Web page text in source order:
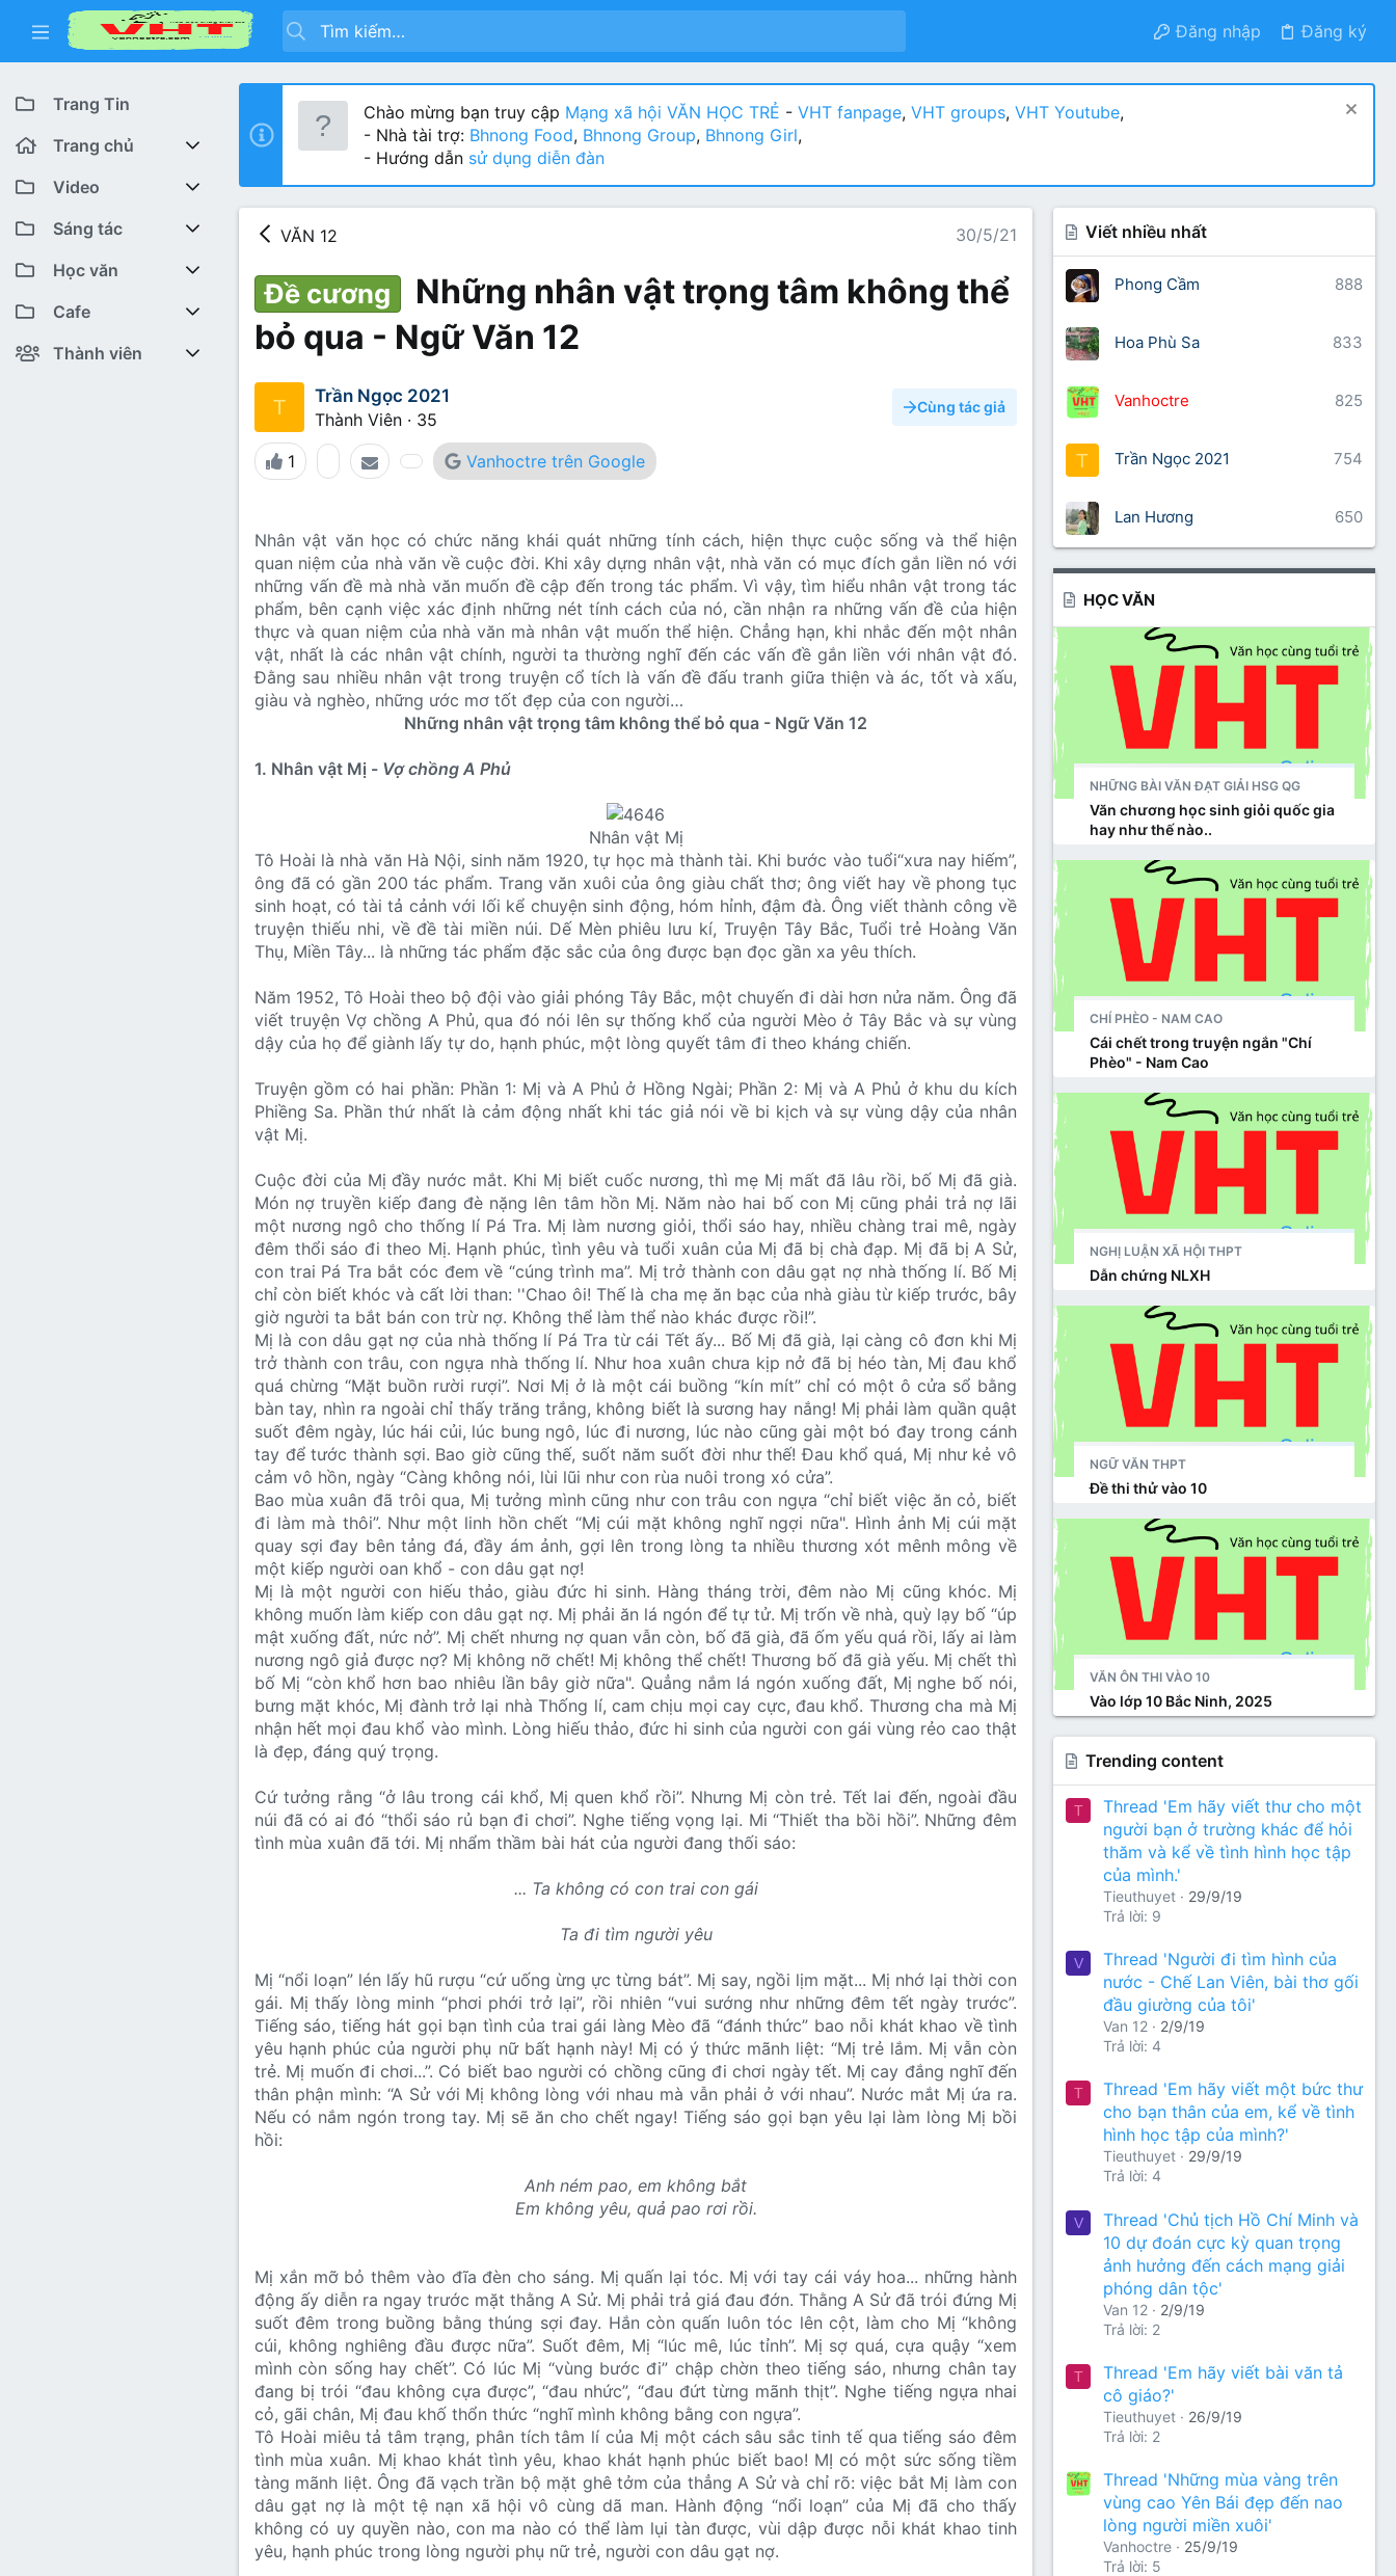
Đăng nhập Đăng ký
Trang Tin
Trang chủ
Diễn đàn
Bài viết mới
Có gì mới
Featured content
Bài viết mới
Video
Youtube VHT News
Youtube VHT
Tiktok
Sáng tác
Cuộc thi viết
Trại sáng tác
Liên hệ BTC
Học văn
Lớp 12
Lớp 11
Cafe
Cafe Văn chương
Thành viên
Chào mừng bạn truy cập Mạng xã hội VĂN HỌC TRẺ - VHT fanpage, VHT groups, VHT Youtube,
- Nhà tài trợ: Bhnong Food, Bhnong Group, Bhnong Girl,
- Hướng dẫn sử dụng diễn đàn
VĂN 12 30/5/21
Đề cương
Những nhân vật trọng tâm không thể
bỏ qua - Ngữ Văn 12
T
Trần Ngọc 2021
Thành Viên · 35
Cùng tác giả
1 Vanhoctre trên Google
Nhân vật văn học có chức năng khái quát những tính cách, hiện thực cuộc sống và thể hiện
quan niệm của nhà văn về cuộc đời. Khi xây dựng nhân vật, nhà văn có mục đích gắn liền nó với
những vấn đề mà nhà văn muốn đề cập đến trong tác phẩm. Vì vậy, tìm hiểu nhân vật trong tác
phẩm, bên cạnh việc xác định những nét tính cách của nó, cần nhận ra những vấn đề của hiện
thực và quan niệm của nhà văn mà nhân vật muốn thể hiện. Chẳng hạn, khi nhắc đến một nhân
vật, nhất là các nhân vật chính, người ta thường nghĩ đến các vấn đề gắn liền với nhân vật đó.
Ðằng sau nhiều nhân vật trong truyện cổ tích là vấn đề đấu tranh giữa thiện và ác, tốt và xấu,
giàu và nghèo, những ước mơ tốt đẹp của con người…
Những nhân vật trọng tâm không thể bỏ qua - Ngữ Văn 12
1. Nhân vật Mị - Vợ chồng A Phủ
Nhân vật Mị​
Tô Hoài là nhà văn Hà Nội, sinh năm 1920, tự học mà thành tài. Khi bước vào tuổi“xưa nay hiếm”,
ông đã có gần 200 tác phẩm. Trang văn xuôi của ông giàu chất thơ; ông viết hay về phong tục
sinh hoạt, có tài tả cảnh với lối kể chuyện sinh động, hóm hỉnh, đậm đà. Ông viết thành công về
truyện thiếu nhi, về đề tài miền núi. Dế Mèn phiêu lưu kí, Truyện Tây Bắc, Tuổi trẻ Hoàng Văn
Thụ, Miền Tây... là những tác phẩm đặc sắc của ông được bạn đọc gần xa yêu thích.
Năm 1952, Tô Hoài theo bộ đội vào giải phóng Tây Bắc, một chuyến đi dài hơn nửa năm. Ông đã
viết truyện Vợ chồng A Phủ, qua đó nói lên sự thống khổ của người Mèo ở Tây Bắc và sự vùng
dậy của họ để giành lấy tự do, hạnh phúc, một lòng quyết tâm đi theo kháng chiến.
Truyện gồm có hai phần: Phần 1: Mị và A Phủ ở Hồng Ngài; Phần 2: Mị và A Phủ ở khu du kích
Phiềng Sa. Phần thứ nhất là cảm động nhất khi tác giả nói về bi kịch và sự vùng dậy của nhân
vật Mị.
Cuộc đời của Mị đầy nước mắt. Khi Mị biết cuốc nương, thì mẹ Mị mất đã lâu rồi, bố Mị đã già.
Món nợ truyền kiếp đang đè nặng lên tâm hồn Mị. Năm nào hai bố con Mị cũng phải trả nợ lãi
một nương ngô cho thống lí Pá Tra. Mị làm nương giỏi, thổi sáo hay, nhiều chàng trai mê, ngày
đêm thổi sáo đi theo Mị. Hạnh phúc, tình yêu và tuổi xuân của Mị đã bị chà đạp. Mị đã bị A Sử,
con trai Pá Tra bắt cóc đem về “cúng trình ma”. Mị trở thành con dâu gạt nợ nhà thống lí. Bố Mị
chỉ còn biết khóc và cất lời than: ''Chao ôi! Thế là cha mẹ ăn bạc của nhà giàu từ kiếp trước, bây
giờ người ta bắt bán con trừ nợ. Không thể làm thể nào khác được rồi!”.
Mị là con dâu gạt nợ của nhà thống lí Pá Tra từ cái Tết ấy... Bố Mị đã già, lại càng cô đơn khi Mị
trở thành con trâu, con ngựa nhà thống lí. Như hoa xuân chưa kịp nở đã bị héo tàn, Mị đau khổ
quá chừng “Mặt buồn rười rượi”. Nơi Mị ở là một cái buồng “kín mít” chỉ có một ô cửa sổ bằng
bàn tay, nhìn ra ngoài chỉ thấy trăng trắng, không biết là sương hay nắng! Mị phải làm quần quật
suốt đêm ngày, lúc hái củi, lúc bung ngô, lúc đi nương, lúc nào cũng gài một bó đay trong cánh
tay để tước thành sợi. Bao giờ cũng thế, suốt năm suốt đời như thế! Đau khổ quá, Mị như kẻ vô
cảm vô hồn, ngày “Càng không nói, lùi lũi như con rùa nuôi trong xó cửa”.
Bao mùa xuân đã trôi qua, Mị tưởng mình cũng như con trâu con ngựa “chỉ biết việc ăn cỏ, biết
đi làm mà thôi”. Như một linh hồn chết “Mị cúi mặt không nghĩ ngợi nữa". Hình ảnh Mị cúi mặt
quay sợi đay bên tảng đá, đầy ám ảnh, gợi lên trong lòng ta nhiều thương xót mênh mông về
một kiếp người oan khổ - con dâu gạt nợ!
Mị là một người con hiếu thảo, giàu đức hi sinh. Hàng tháng trời, đêm nào Mị cũng khóc. Mị
không muốn làm kiếp con dâu gạt nợ. Mị phải ăn lá ngón để tự tử. Mị trốn về nhà, quỳ lạy bố “úp
mật xuống đất, nức nở”. Mị chết nhưng nợ quan vẫn còn, bố đã già, đã ốm yếu quá rồi, lấy ai làm
nương ngô giả được nợ? Mị không nỡ chết! Mị không thể chết! Thương bố đã già yếu. Mị chết thì
bố Mị “còn khổ hơn bao nhiêu lần bây giờ nữa". Quẳng nắm lá ngón xuống đất, Mị nghe bố nói,
bưng mặt khóc, Mị đành trở lại nhà Thống lí, cam chịu mọi cay cực, đau khổ. Thương cha mà Mị
nhận hết mọi đau khổ vào mình. Lòng hiếu thảo, đức hi sinh của người con gái vùng rẻo cao thật
là đẹp, đáng quý trọng.
Cứ tưởng rằng “ở lâu trong cái khổ, Mị quen khổ rồi”. Nhưng Mị còn trẻ. Tết lai đến, ngoài đầu
núi đã có ai đó “thổi sáo rủ bạn đi chơi”. Nghe tiếng vọng lại. Mi “Thiết tha bồi hồi”. Những đêm
tình mùa xuân đã tới. Mị nhẩm thầm bài hát của người đang thối sáo:
... Ta không có con trai con gái
Ta đi tìm người yêu
Mị “nổi loạn” lén lấy hũ rượu “cứ uống ừng ực từng bát”. Mị say, ngồi lịm mặt... Mị nhớ lại thời con
gái. Mị thấy lòng minh “phơi phới trở lại”, rồi nhiên “vui sướng như những đêm tết ngày trước”.
Tiếng sáo, tiếng hát gọi bạn tình của trai gái làng Mèo đã “đánh thức” bao nỗi khát khao về tình
yêu hạnh phúc của người phụ nữ bất hạnh này! Mị có ý thức mãnh liệt: “Mị trẻ lắm. Mị vẫn còn
trẻ. Mị muốn đi chơi...”. Có biết bao người có chồng cũng đi chơi ngày tết. Mị cay đắng nghĩ đến
thân phận mình: “A Sử với Mị không lòng với nhau mà vẫn phải ở với nhau”. Nước mắt Mị ứa ra.
Nếu có nắm ngón trong tay. Mị sẽ ăn cho chết ngay! Tiếng sáo gọi bạn yêu lại làm lòng Mị bồi
hồi:
Anh ném pao, em không bắt
Em không yêu, quả pao rơi rồi.
Mị xắn mỡ bỏ thêm vào đĩa đèn cho sáng. Mị quấn lại tóc. Mị với tay cái váy hoa... những hành
động ấy diễn ra ngay trước mặt thằng A Sử. Mị phải trả giá đau đớn. Thằng A Sử đã trói đứng Mị
suốt đêm trong buồng bằng thúng sợi đay. Hắn còn quấn luôn tóc lên cột, làm cho Mị “không
cúi, không nghiêng đầu được nữa”. Suốt đêm, Mị “lúc mê, lúc tỉnh”. Mị sợ quá, cựa quậy “xem
mình còn sống hay chết”. Có lúc Mị “vùng bước đi” chập chờn theo tiếng sáo, nhưng chân tay
đang bị trói “đau không cựa được”, “đau nhức”, “đau đứt từng mãnh thịt”. Nghe tiếng ngựa nhai
cỏ, gãi chân, Mị đau khố thổn thức “nghĩ mình không bằng con ngựa”.
Tô Hoài miêu tả tâm trạng, phân tích tâm lí của Mị một cách sâu sắc tinh tế qua tiếng sáo đêm
tình mùa xuân. Mị khao khát tình yêu, khao khát hạnh phúc biết bao! MỊ có một sức sống tiềm
tàng mãnh liệt. Ông đã vạch trần bộ mặt ghê tởm của thẳng A Sử và chỉ rõ: việc bắt Mị làm con
dâu gạt nợ là một tệ nạn xã hội vô cùng dã man. Hành động “nổi loạn” của Mị đã cho thấy
không có uy quyền nào, con ma nào có thể làm lụi tàn được, vùi dập được nỗi khát khao tinh
yêu, hạnh phúc trong lòng người phụ nữ trẻ, người con dâu gạt nợ.
Viết nhiều nhất
888
Phong Cầm
833
Hoa Phù Sa
825
Vanhoctre
T 754
Trần Ngọc 2021
650
Lan Hương
HỌC VĂN
NHỮNG BÀI VĂN ĐẠT GIẢI HSG QG
Văn chương học sinh giỏi quốc gia
hay như thế nào..
CHÍ PHÈO - NAM CAO
Cái chết trong truyện ngắn "Chí
Phèo" - Nam Cao
NGHỊ LUẬN XÃ HỘI THPT
Dẫn chứng NLXH
NGỮ VĂN THPT
Đề thi thử vào 10
VĂN ÔN THI VÀO 10
Vào lớp 10 Bắc Ninh, 2025
Trending content
T
Thread 'Em hãy viết thư cho một
người bạn ở trường khác để hỏi
thăm và kể về tình hình học tập
của mình.'
Tieuthuyet
29/9/19
Trả lời: 9
V
Thread 'Người đi tìm hình của
nước - Chế Lan Viên, bài thơ gối
đầu giường của tôi'
Van 12
2/9/19
Trả lời: 4
T
Thread 'Em hãy viết một bức thư
cho bạn thân của em, kể về tình
hình học tập của mình?'
Tieuthuyet
29/9/19
Trả lời: 4
V
Thread 'Chủ tịch Hồ Chí Minh và
10 dự đoán cực kỳ quan trọng
ảnh hưởng đến cách mạng giải
phóng dân tộc'
Van 12
2/9/19
Trả lời: 2
T
Thread 'Em hãy viết bài văn tả
cô giáo?'
Tieuthuyet
26/9/19
Trả lời: 2
Thread 'Những mùa vàng trên
vùng cao Yên Bái đẹp đến nao
lòng người miền xuôi'
Vanhoctre
25/9/19
Trả lời: 5